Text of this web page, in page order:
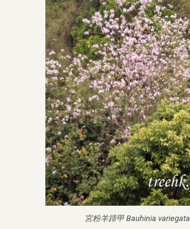
宮粉羊蹄甲 Bauhinia variegata